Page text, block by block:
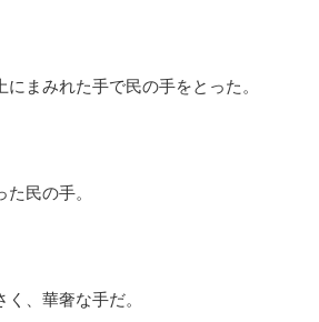
まみれた手で民の手をとった。
民の手。
、華奢な手だ。